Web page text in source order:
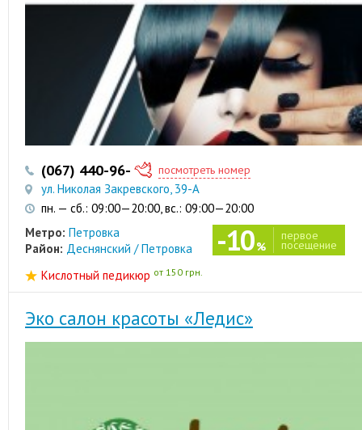
(067) 440-96-19 (044) 545-02-09
посмотреть номер
ул. Николая Закревского, 39-А
пн. — сб.: 09:00—20:00, вс.: 09:00—20:00
Метро: Петровка
Район: Деснянский / Петровка -10%
первое
посещение
Кислотный педикюр от 150 грн.
Эко салон красоты «Ледис»